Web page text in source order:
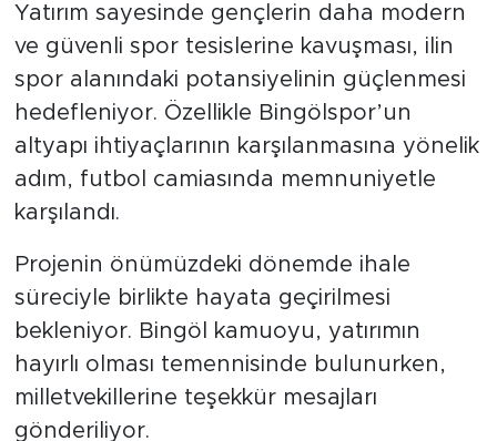
Yatırım sayesinde gençlerin daha modern
ve güvenli spor tesislerine kavuşması, ilin
spor alanındaki potansiyelinin güçlenmesi
hedefleniyor. Özellikle Bingölspor’un
altyapı ihtiyaçlarının karşılanmasına yönelik
adım, futbol camiasında memnuniyetle
karşılandı.
Projenin önümüzdeki dönemde ihale
süreciyle birlikte hayata geçirilmesi
bekleniyor. Bingöl kamuoyu, yatırımın
hayırlı olması temennisinde bulunurken,
milletvekillerine teşekkür mesajları
gönderiliyor.